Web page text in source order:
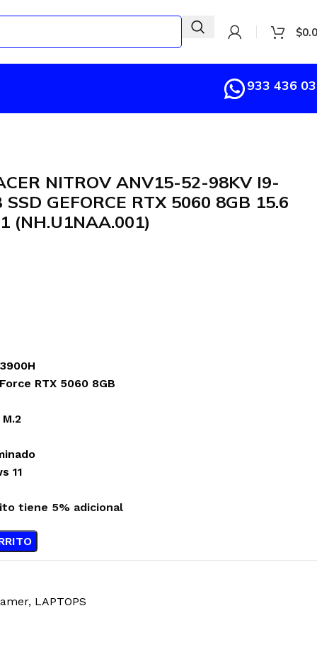
$
933 436
NITROV ANV15-52-98KV I9-
GEFORCE RTX 5060 8GB 15.6
(NH.U1NAA.001)
RTX 5060 8GB
11
tiene 5% adicional
, LAPTOPS